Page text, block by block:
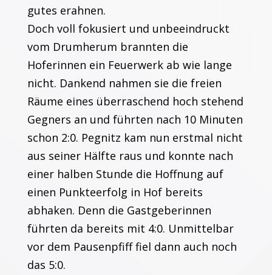
gutes erahnen.
Doch voll fokusiert und unbeeindruckt
vom Drumherum brannten die
Hoferinnen ein Feuerwerk ab wie lange
nicht. Dankend nahmen sie die freien
Räume eines überraschend hoch stehend
Gegners an und führten nach 10 Minuten
schon 2:0. Pegnitz kam nun erstmal nicht
aus seiner Hälfte raus und konnte nach
einer halben Stunde die Hoffnung auf
einen Punkteerfolg in Hof bereits
abhaken. Denn die Gastgeberinnen
führten da bereits mit 4:0. Unmittelbar
vor dem Pausenpfiff fiel dann auch noch
das 5:0.